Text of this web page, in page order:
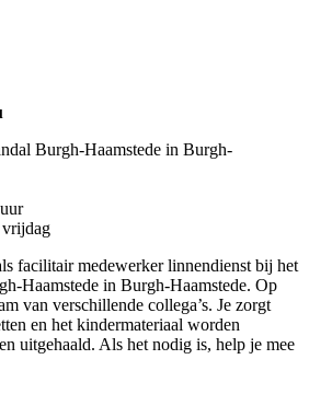
Burgh-Haamstede in Burgh-
vrijdag
facilitair medewerker linnendienst bij het
Haamstede in Burgh-Haamstede. Op
van verschillende collega’s. Je zorgt
en het kindermateriaal worden
uitgehaald. Als het nodig is, help je mee